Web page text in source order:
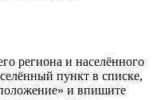
региона и населённого
пункт в списке,
и впишите